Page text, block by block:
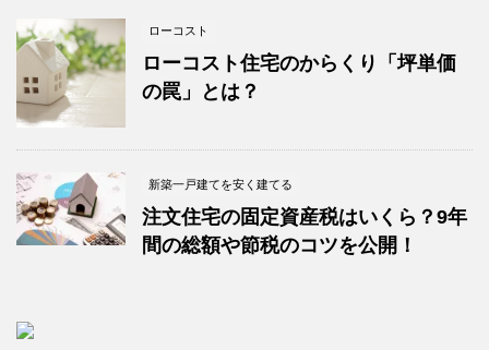
ローコスト
ローコスト住宅のからくり「坪単価
の罠」とは？
新築一戸建てを安く建てる
注文住宅の固定資産税はいくら？9年
間の総額や節税のコツを公開！